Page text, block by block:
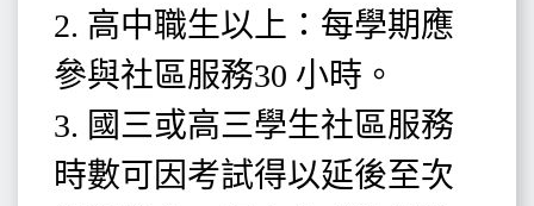
2. 高中職生以上：每學期應
參與社區服務30 小時。
3. 國三或高三學生社區服務
時數可因考試得以延後至次